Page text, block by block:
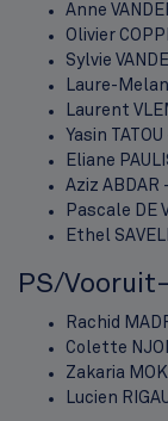
Anne
Olivier
Sylvie
Laure-
Laurent
Yasin
Eliane
Aziz ABDAR
Pascale DE
Ethel
PS/
Rachid
Colette
Zakaria
Lucien